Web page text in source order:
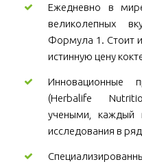
Ежедневно в
великолепных
Формула 1. Стоит
истинную цену
Инновационные
(Herbalife
учеными, каждый
исследования в